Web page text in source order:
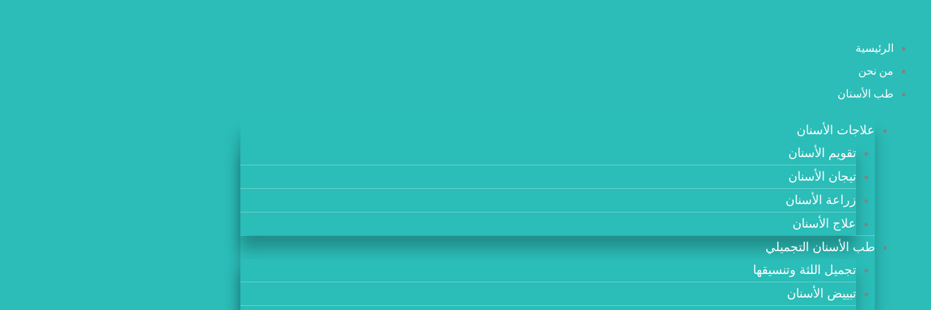
المحتوى
الرئيسية
من نحن
طب الأسنان
علاجات الأسنان
تقويم الأسنان
تيجان الأسنان
زراعة الأسنان
علاج الأسنان
طب الأسنان التجميلي
تجميل اللثة وتنسيقها
تبييض الأسنان